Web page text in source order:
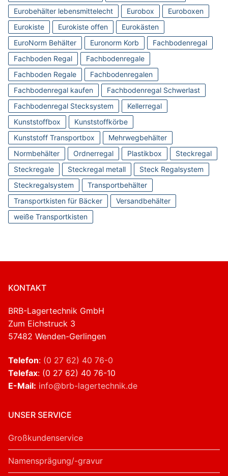
Eurobehälter lebensmittelecht
Eurobox
Euroboxen
Eurokiste
Eurokiste offen
Eurokästen
EuroNorm Behälter
Euronorm Korb
Fachbodenregal
Fachboden Regal
Fachbodenregale
Fachboden Regale
Fachbodenregalen
Fachbodenregal kaufen
Fachbodenregal Schwerlast
Fachbodenregal Stecksystem
Kellerregal
Kunststoffbox
Kunststoffkörbe
Kunststoff Transportbox
Mehrwegbehälter
Normbehälter
Ordnerregal Plastikbox
Steckregal
Steckregale
Steckregal metall
Steck Regalsystem
Steckregalsystem
Transportbehälter
Transportkisten für Bäcker
Versandbehälter
weiße Transportkisten
KONTAKT
BRB-Lagertechnik GmbH
Zum Eichstruck 3
57482 Wenden-Gerlingen
Telefon: (0 27 62) 40 76-0
Telefax: (0 27 62) 40 76-10
E-Mail: info@brb-lagertechnik.de
UNSER SERVICE
Großkundenservice
Namensprägung/-gravur